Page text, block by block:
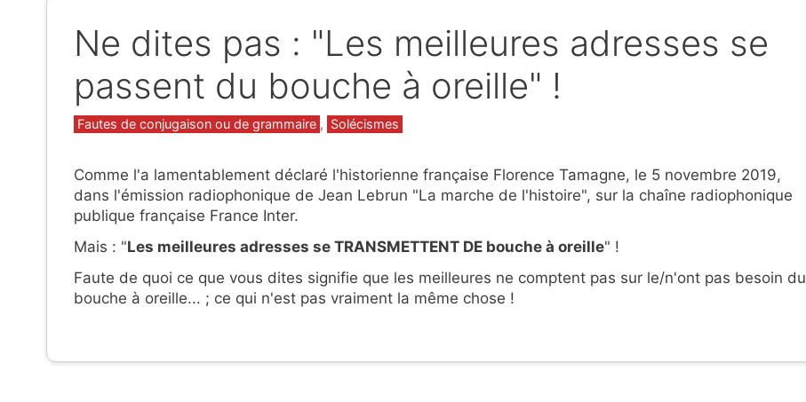
Ne dites pas : "Les meilleures adresses se
passent du bouche à oreille" !
Catégories
Fautes de conjugaison ou de grammaire , Solécismes
Comme l'a lamentablement déclaré l'historienne française Florence Tamagne, le 5 novembre 2019,
dans l'émission radiophonique de Jean Lebrun "La marche de l'histoire", sur la chaîne radiophonique
publique française France Inter.
Mais : "Les meilleures adresses se TRANSMETTENT DE bouche à oreille" !
Faute de quoi ce que vous dites signifie que les meilleures ne comptent pas sur le/n'ont pas besoin du
bouche à oreille... ; ce qui n'est pas vraiment la même chose !